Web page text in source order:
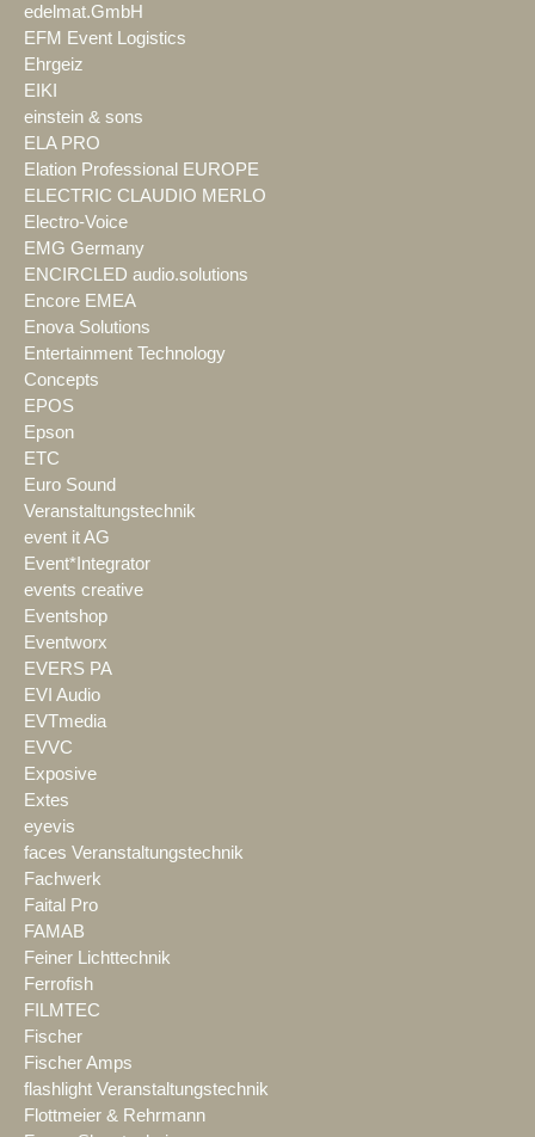
edelmat.GmbH
EFM Event Logistics
Ehrgeiz
EIKI
einstein & sons
ELA PRO
Elation Professional EUROPE
ELECTRIC CLAUDIO MERLO
Electro-Voice
EMG Germany
ENCIRCLED audio.solutions
Encore EMEA
Enova Solutions
Entertainment Technology
Concepts
EPOS
Epson
ETC
Euro Sound
Veranstaltungstechnik
event it AG
Event*Integrator
events creative
Eventshop
Eventworx
EVERS PA
EVI Audio
EVTmedia
EVVC
Exposive
Extes
eyevis
faces Veranstaltungstechnik
Fachwerk
Faital Pro
FAMAB
Feiner Lichttechnik
Ferrofish
FILMTEC
Fischer
Fischer Amps
flashlight Veranstaltungstechnik
Flottmeier & Rehrmann